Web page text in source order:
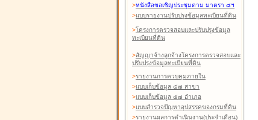
>หนังสือขอเชิญประชุมตาม มาตรา ๘ฯ
>แบบรายงานปรับปรุงข้อมูลทะเบียนที่ดิน
>โครงการตรวจสอบและปรับปรุงข้อมูล
ทะเบียนที่ดิน
>สัญญาจ้างลูกจ้างโครงการตรวจสอบและ
ปรับปรุงข้อมูลทะเบียนที่ดิน
>รายงานการควบคุมภายใน
>แบบเก็บข้อมูล ๕๗ สาขา
>แบบเก็บข้อมูล ๕๗ อำเภอ
>แบบสำรวจปัญหาอุปสรรคของกรมที่ดิน
>รายงานผลการดำเนินงาน(ประจำเดือน)